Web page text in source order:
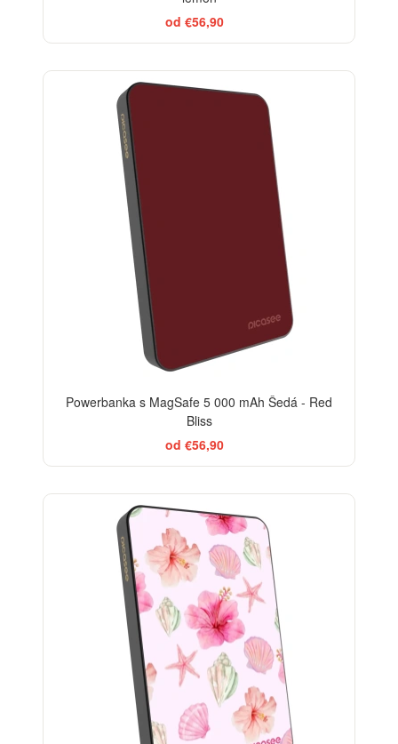
od €56,90
Powerbanka s MagSafe 5 000 mAh Šedá - Red
Bliss
od €56,90